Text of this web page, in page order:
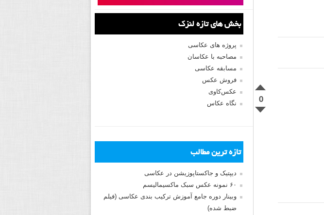
0
بخش های تازه لنزک
پروژه های عکاسی
مصاحبه با عکاسان
مسابقه عکاسی
فروش عکس
عکس‌کاوی
نگاه عکاس
تازه ترین مطالب
دیپتیک و جاکستا‌پوزیشن در عکاسی
۶۰ نمونه عکس سبک ماکسیمالیسم
وبینار دوره جامع آموزش ترکیب بندی عکاسی (فیلم
ضبط شده)